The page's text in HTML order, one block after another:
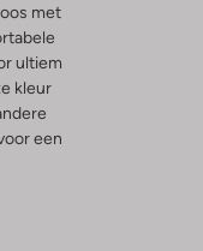
met
ultiem
kleur
een
biedt